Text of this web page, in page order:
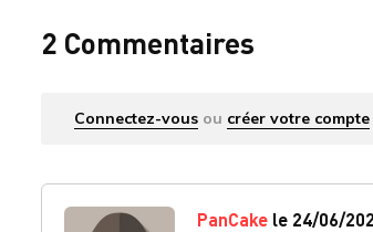
2 Commentaires
Connectez-vous ou créer votre compte
PanCake le 24/06/